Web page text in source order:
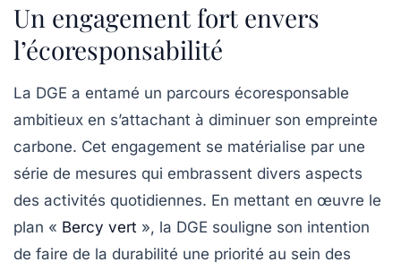
Un engagement fort envers
l’écoresponsabilité
La DGE a entamé un parcours écoresponsable
ambitieux en s’attachant à diminuer son empreinte
carbone. Cet engagement se matérialise par une
série de mesures qui embrassent divers aspects
des activités quotidiennes. En mettant en œuvre le
plan « Bercy vert », la DGE souligne son intention
de faire de la durabilité une priorité au sein des